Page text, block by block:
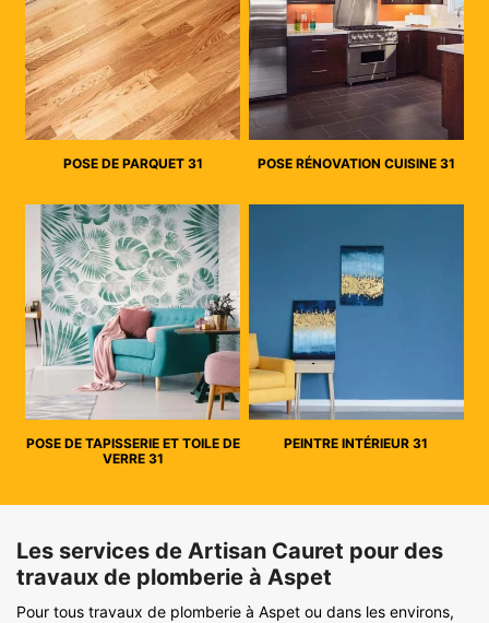
POSE DE PARQUET 31 POSE RÉNOVATION CUISINE 31
POSE DE TAPISSERIE ET TOILE DE
VERRE 31
PEINTRE INTÉRIEUR 31
Les services de Artisan Cauret pour des
travaux de plomberie à Aspet
Pour tous travaux de plomberie à Aspet ou dans les environs,